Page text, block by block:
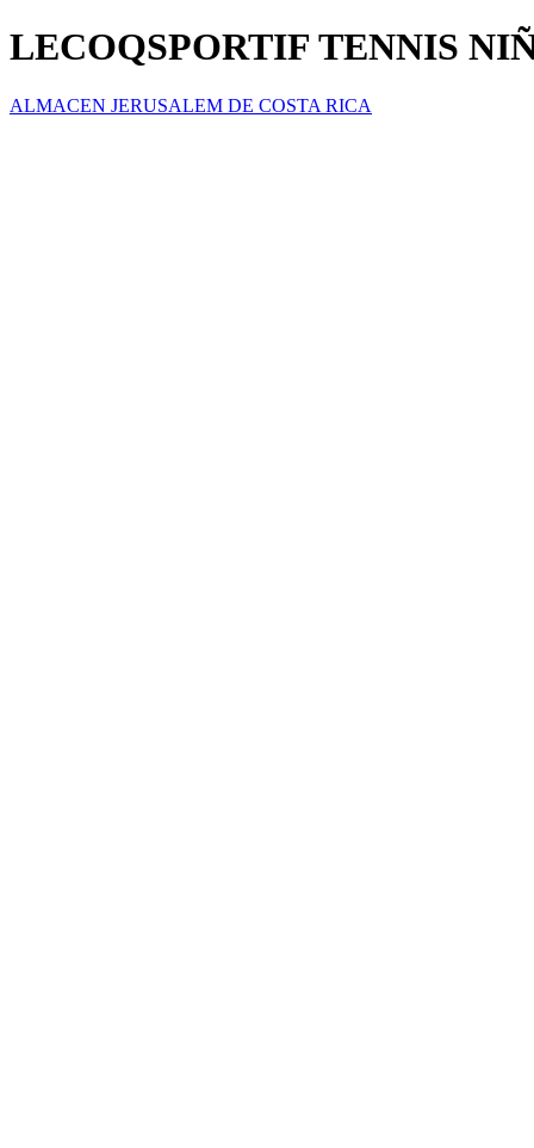
LECOQSPORTIF TENNIS
ALMACEN JERUSALEM DE COSTA RICA